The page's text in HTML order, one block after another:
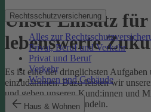
Rechtsschutzversicherung
Alles zur
Privat, Beruf und Verkehr
Privat und Beruf
Verkehr
Wohnen und Gebäude
Haus & Wohnen
Unser Einsatz für
lebenswerte
Es ist eine der dringlichsten
einzudämmen. Dazu leisten wir
und geben unseren Kund:innen und
umweltbewusstes Handeln.